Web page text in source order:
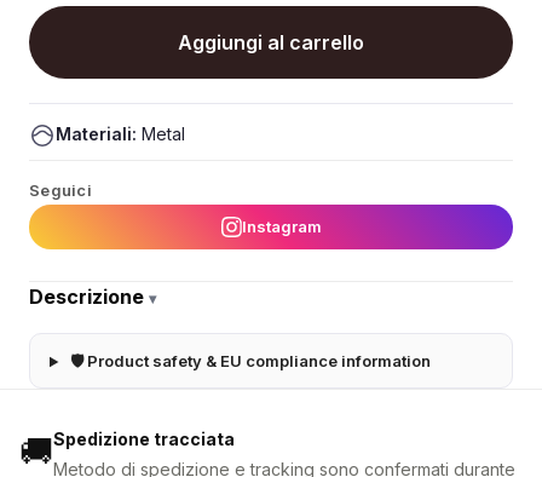
Aggiungi al carrello
Materiali: Metal
Seguici
Instagram
Descrizione ▾
🛡 Product safety & EU compliance information
🚚Spedizione tracciata
Metodo di spedizione e tracking sono confermati durante